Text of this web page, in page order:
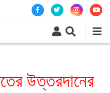
উত্তরদানের